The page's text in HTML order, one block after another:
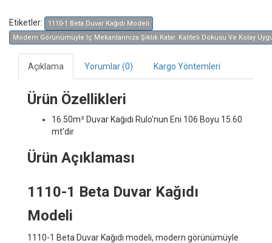
Etiketler:
1110-1 Beta Duvar Kağıdı Modeli
Modern Görünümüyle Iç Mekanlarınıza Şıklık Katar. Kaliteli Dokusu Ve Kolay
Açıklama Yorumlar (0) Kargo Yöntemleri
Ürün Özellikleri
16.50m² Duvar Kağıdı Rulo'nun Eni 106 Boyu 15.60
mt'dir
Ürün Açıklaması
1110-1 Beta Duvar Kağıdı
Modeli
1110-1 Beta Duvar Kağıdı modeli, modern görünümüyle